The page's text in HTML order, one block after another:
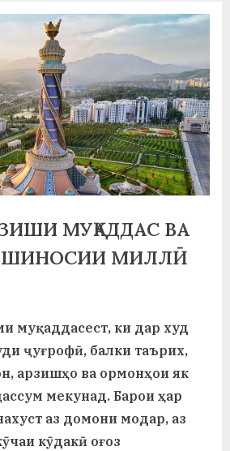
х
а
р
б
а
н
о
м
Н
о
с
и
МУҚАДДАС ВА
МИЛЛӢ
муқаддасест, ки дар худ
ҷуғрофӣ, балки таърих,
арзишҳо ва ормонҳои як
мекунад. Барои ҳар
аз домони модар, аз
кӯдакӣ оғоз